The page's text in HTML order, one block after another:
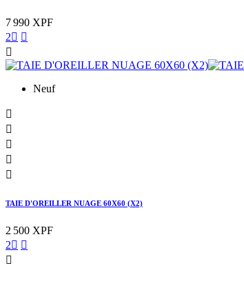
7 990 XPF
2 

Neuf





TAIE D'OREILLER NUAGE 60X60 (X2)
2 500 XPF
2 
